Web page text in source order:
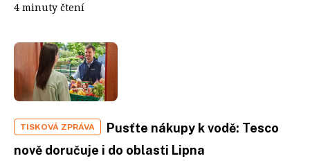
4 minuty čtení
TISKOVÁ ZPRÁVA
Pusťte nákupy k vodě: Tesco
nově doručuje i do oblasti Lipna